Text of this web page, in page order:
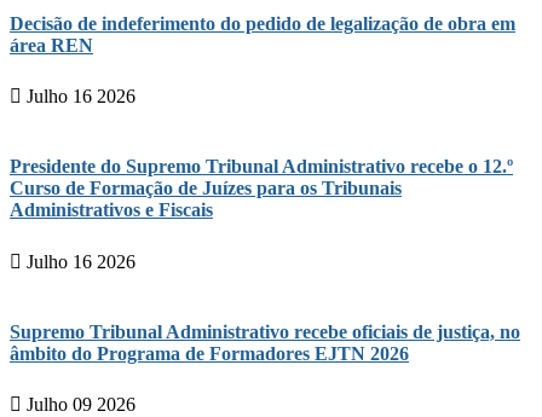
Decisão de indeferimento do pedido de legalização de obra em
área REN
Julho 16 2026
Presidente do Supremo Tribunal Administrativo recebe o 12.º
Curso de Formação de Juízes para os Tribunais
Administrativos e Fiscais
Julho 16 2026
Supremo Tribunal Administrativo recebe oficiais de justiça, no
âmbito do Programa de Formadores EJTN 2026
Julho 09 2026